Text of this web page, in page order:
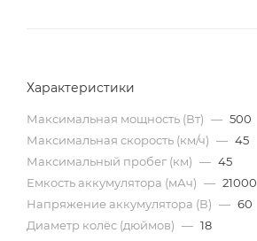
Характеристики
Максимальная мощность (Вт) — 500
Максимальная скорость (км/ч) — 45
Максимальный пробег (км) — 45
Емкость аккумулятора (мАч) — 21000
Напряжение аккумулятора (В) — 60
Диаметр колёс (дюймов) — 18